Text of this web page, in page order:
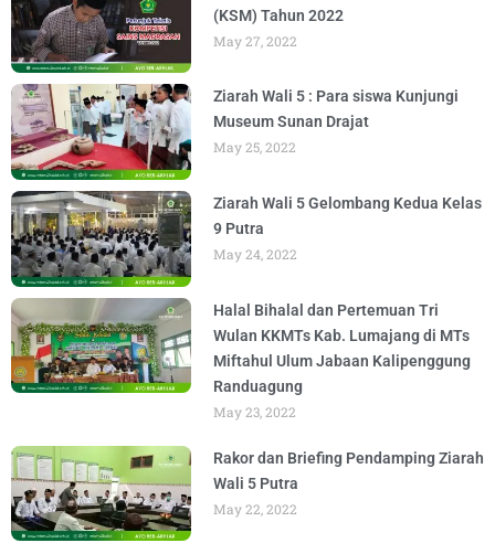
(KSM) Tahun 2022
May 27, 2022
Ziarah Wali 5 : Para siswa Kunjungi
Museum Sunan Drajat
May 25, 2022
Ziarah Wali 5 Gelombang Kedua Kelas
9 Putra
May 24, 2022
Halal Bihalal dan Pertemuan Tri
Wulan KKMTs Kab. Lumajang di MTs
Miftahul Ulum Jabaan Kalipenggung
Randuagung
May 23, 2022
Rakor dan Briefing Pendamping Ziarah
Wali 5 Putra
May 22, 2022